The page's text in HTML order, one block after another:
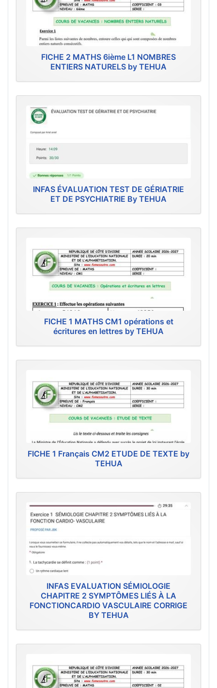
FICHE 2 MATHS 6ième L1 NOMBRES
ENTIERS NATURELS by TEHUA
INFAS ÉVALUATION TEST DE GÉRIATRIE
ET DE PSYCHIATRIE By TEHUA
FICHE 1 MATHS CM1 opérations et
écritures en lettres by TEHUA
FICHE 1 Français CM2 ETUDE DE TEXTE by
TEHUA
INFAS EVALUATION SÉMIOLOGIE
CHAPITRE 2 SYMPTÔMES LIÉS À LA
FONCTIONCARDIO VASCULAIRE CORRIGE
BY TEHUA